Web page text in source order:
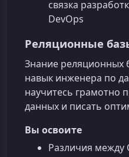
связка
DevOps
Реляционные
Знание реляционных
навык инженера по
научитесь грамотно
данных и писать
Вы освоите
Различия между